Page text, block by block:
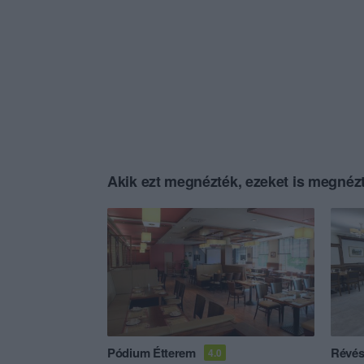
Akik ezt megnézték, ezeket is
Pódium Étterem 4.0